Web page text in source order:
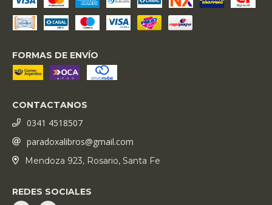
FORMAS DE ENVÍO
CONTACTANOS
0341 4518507
paradoxalibros@gmail.com
Mendoza 923, Rosario, Santa Fe
REDES SOCIALES